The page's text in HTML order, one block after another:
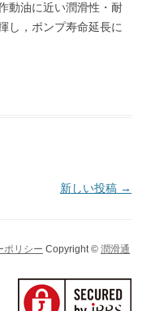
動油に近い潤滑性・耐
し，ポンプ寿命延長に
新しい投稿 →
ポリシー Copyright © 潤滑通